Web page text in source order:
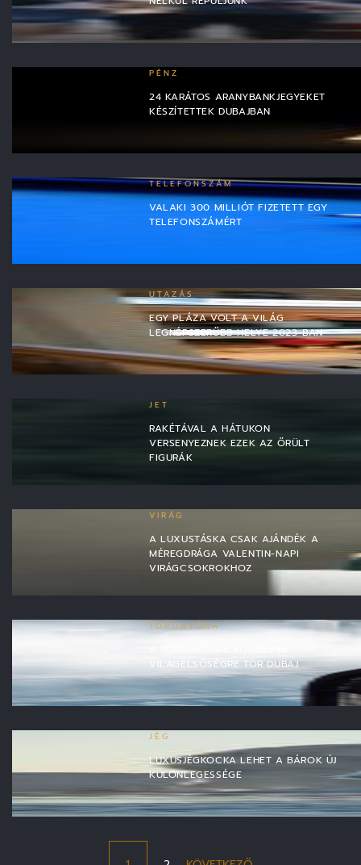
PÉNZ
24 KARÁTOS ARANYBANKJEGYEKET
KÉSZÍTETTEK DUBAJBAN
TELEFONSZÁM
VALAKI 300 MILLIÓT FIZETETT EGY
TELEFONSZÁMÉRT
UTAZÁS
EGY PLÁZA VOLT A VILÁG
LEGNÉPSZERŰBB HELYE 2023-BAN
JET
RAKÉTÁVAL A HÁTUKON
VERSENYEZNEK EZEK AZ ŐRÜLT
FIGURÁK
VIRÁG
A LUXUSTÁSKA CSAK AJÁNDÉK A
MÉREGDRÁGA VALENTIN-NAPI
VIRÁGCSOKROKHOZ
TORONYÓRA
VILÁGELSŐSÉGRE TÖR DUBAJ
JÉG
LUXUSJÉGKOCKA LEHET A BÁROK ÚJ
KÜLÖNLEGESSÉGE